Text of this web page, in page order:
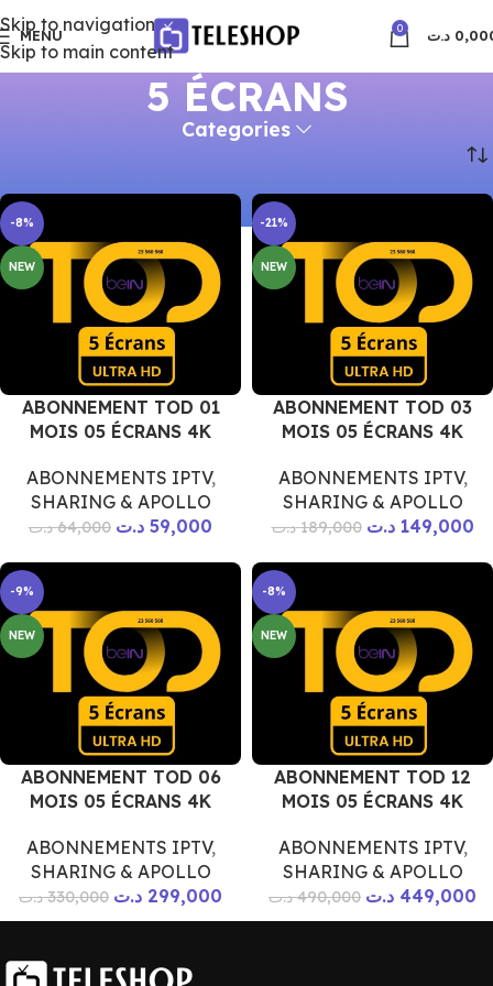
Skip to navigation
Skip to main content
MENU 0 د.ت
5 ÉCRANS
Categories
-8%
NEW
ABONNEMENT TOD 01
MOIS 05 ÉCRANS 4K
ABONNEMENTS IPTV,
SHARING & APOLLO
64,000 د.ت 59,000 د.ت
-21%
NEW
ABONNEMENT TOD 03
MOIS 05 ÉCRANS 4K
ABONNEMENTS IPTV,
SHARING & APOLLO
189,000 د.ت 149,000 د.ت
-9%
NEW
ABONNEMENT TOD 06
MOIS 05 ÉCRANS 4K
ABONNEMENTS IPTV,
SHARING & APOLLO
330,000 د.ت 299,000 د.ت
-8%
NEW
ABONNEMENT TOD 12
MOIS 05 ÉCRANS 4K
ABONNEMENTS IPTV,
SHARING & APOLLO
490,000 د.ت 449,000 د.ت